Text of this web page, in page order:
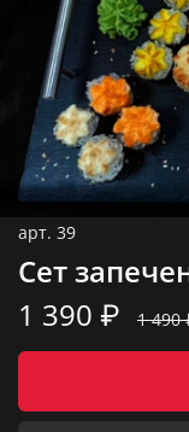
арт. 39
Сет
1 390 ₽
1 490